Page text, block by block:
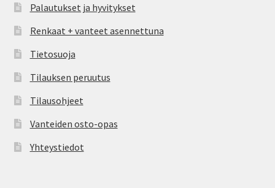
Palautukset ja hyvitykset
Renkaat + vanteet asennettuna
Tietosuoja
Tilauksen peruutus
Tilausohjeet
Vanteiden osto-opas
Yhteystiedot